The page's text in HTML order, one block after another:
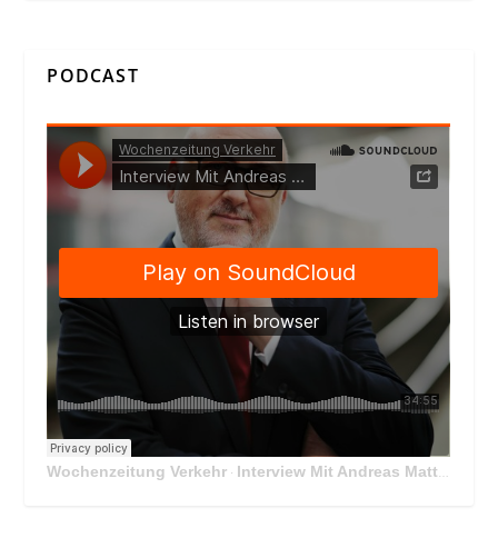
PODCAST
Wochenzeitung Verkehr · Interview Mit Andreas Matthä, CEO der ÖBB Holding